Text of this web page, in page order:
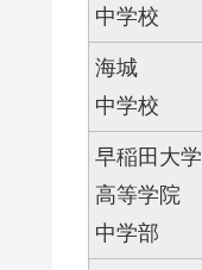
中学校
海城
中学校
早稲田大学
高等学院
中学部